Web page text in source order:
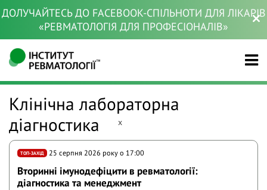
ДОЛУЧАЙТЕСЬ ДО FACEBOOK-СПІЛЬНОТИ ДЛЯ ЛІКАРІВ
«РЕВМАТОЛОГІЯ ДЛЯ ПРОФЕСІОНАЛІВ»
Клінічна лабораторна
діагностика
x
ТОП-ЗАХІД 25 серпня 2026 року o 17:00
Вторинні імунодефіцити в ревматології:
діагностика та менеджмент